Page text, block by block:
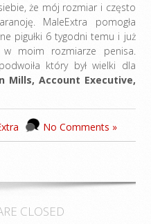
że mój rozmiar i często
MaleExtra pomogła
pigułki 6 tygodni temu i już
w moim rozmiarze penisa.
który był wielki dla
Mills, Account Executive,
No Comments »
CLOSED